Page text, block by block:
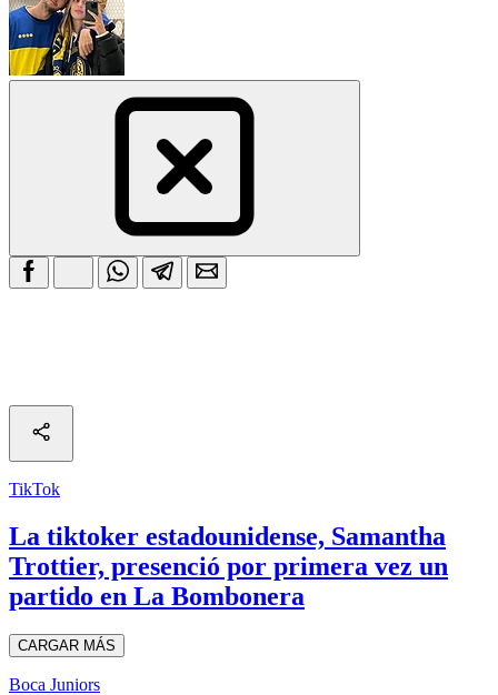
TikTok
La tiktoker estadounidense, Samantha
Trottier, presenció por primera vez un
partido en La Bombonera
CARGAR MÁS
Boca Juniors